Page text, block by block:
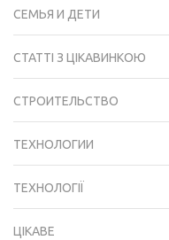
СЕМЬЯ И ДЕТИ
СТАТТІ З ЦІКАВИНКОЮ
СТРОИТЕЛЬСТВО
ТЕХНОЛОГИИ
ТЕХНОЛОГІЇ
ЦІКАВЕ